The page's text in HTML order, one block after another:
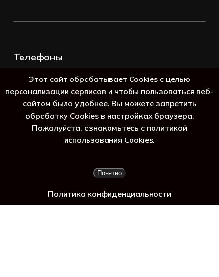
Просмотр корзины
Телефоны
8 (800) 250-69-39
Этот сайт обрабатывает Cookies с целью
персонализации сервисов и чтобы пользоваться веб-
сайтом было удобнее. Вы можете запретить
обработку Cookies в настройках браузера.
Пожалуйста, ознакомьтесь с политикой
использования Cookies.
Понятно
Политика конфиденциальности